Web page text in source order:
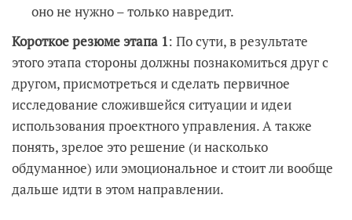
оно не нужно – только навредит.
Короткое резюме этапа 1: По сути, в результате
этого этапа стороны должны познакомиться друг с
другом, присмотреться и сделать первичное
исследование сложившейся ситуации и идеи
использования проектного управления. А также
понять, зрелое это решение (и насколько
обдуманное) или эмоциональное и стоит ли вообще
дальше идти в этом направлении.